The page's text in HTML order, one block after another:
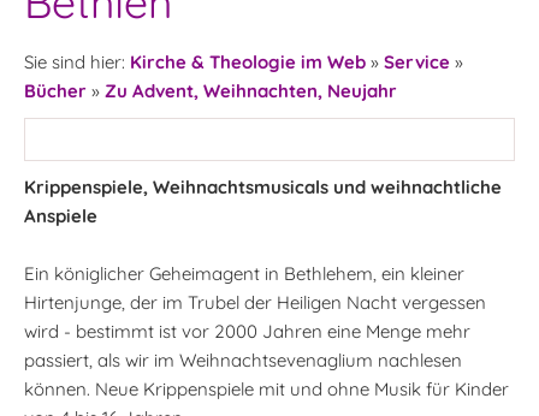
Sie sind hier: Kirche & Theologie im Web » Service »
Bücher » Zu Advent, Weihnachten, Neujahr
Krippenspiele, Weihnachtsmusicals und weihnachtliche
Anspiele
Ein königlicher Geheimagent in Bethlehem, ein kleiner
Hirtenjunge, der im Trubel der Heiligen Nacht vergessen
wird - bestimmt ist vor 2000 Jahren eine Menge mehr
passiert, als wir im Weihnachtsevenaglium nachlesen
können. Neue Krippenspiele mit und ohne Musik für Kinder